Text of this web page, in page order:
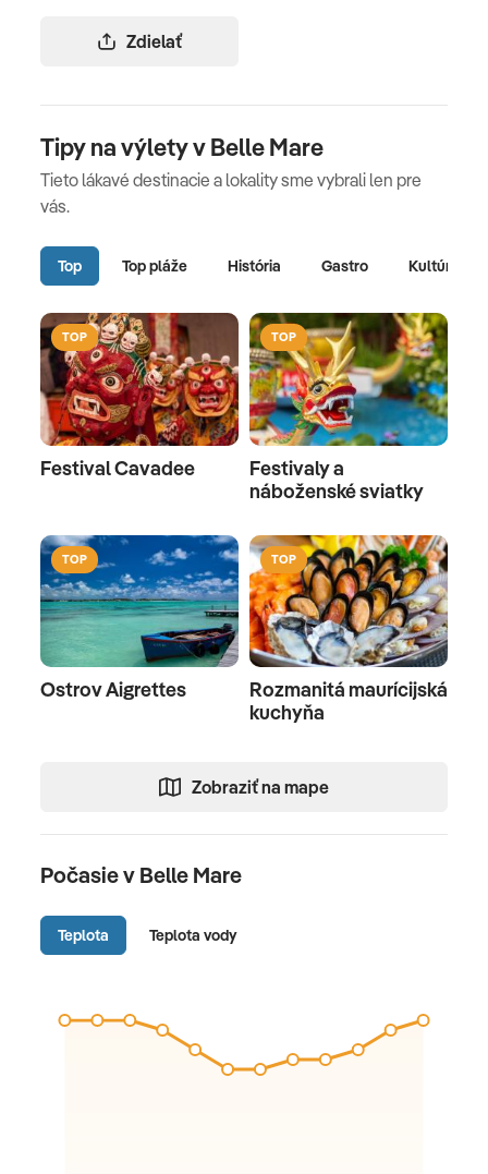
Zdielať
Tipy na výlety v Belle Mare
Tieto lákavé destinacie a lokality sme vybrali len pre
vás.
Top Top pláže História Gastro Kultúra
TOP
Festival Cavadee
TOP
Festivaly a
náboženské sviatky
TOP
Ostrov Aigrettes
TOP
Rozmanitá maurícijská
kuchyňa
Zobraziť na mape
Počasie v Belle Mare
Teplota Teplota vody